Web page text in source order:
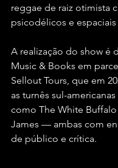
reggae de raiz otimista
psicodélicos e
A realização do show é
Music & Books em
Sellout Tours, que em
as turnês sul-
como The White Buffalo
James — ambas com
de público e crítica.